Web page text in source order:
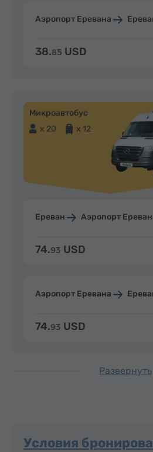
Аэропорт Еревана
38.85 USD
Микроавтобус
x 20
x 12
Ереван Аэропорт
74.93 USD
Аэропорт Еревана
74.93 USD
Развернуть
Условия